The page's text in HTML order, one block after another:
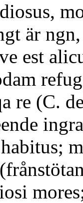
är
est
re (C.